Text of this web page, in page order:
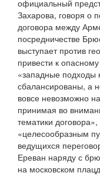
официальный
Захарова, говоря о
договора между
посредничестве
выступает против
привести к
«западные
сбалансированы, а
вовсе невозможно
принимая во
тематики
«целесообразным
ведущихся
Ереван наряду с
на московском